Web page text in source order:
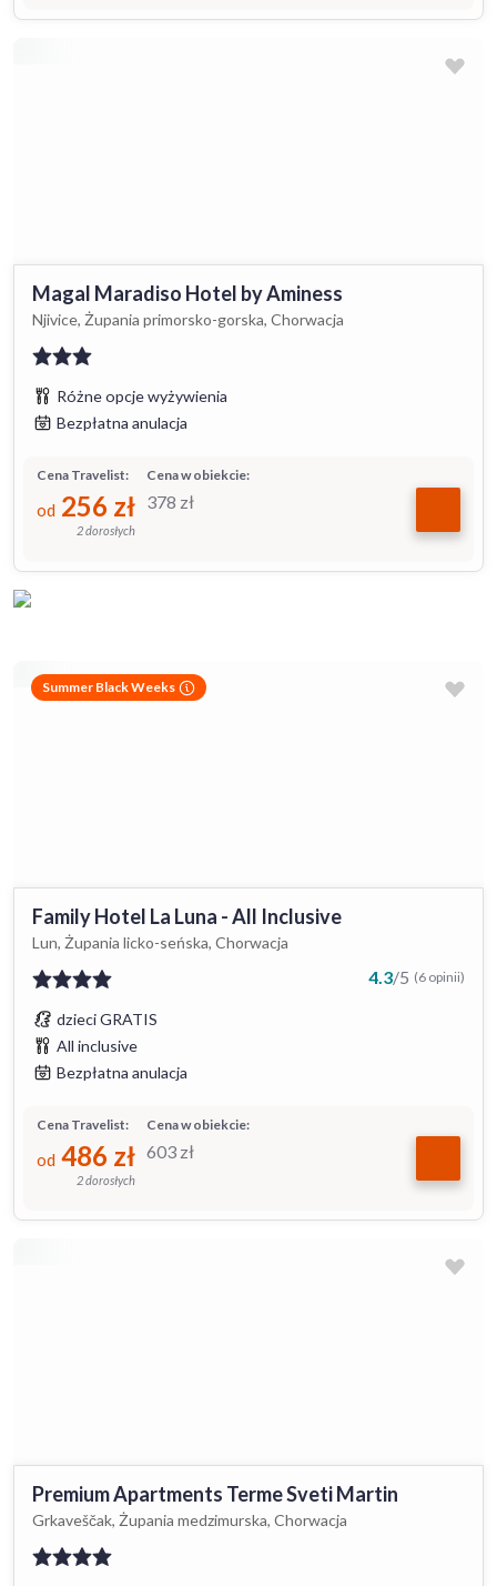
Magal Maradiso Hotel by Aminess
Njivice, Żupania primorsko-gorska, Chorwacja
Różne opcje wyżywienia
Bezpłatna anulacja
Cena w obiekcie:
378 zł
Cena Travelist:
od 256 zł
2 dorosłych
Summer Black Weeks
Family Hotel La Luna - All Inclusive
Lun, Żupania licko-seńska, Chorwacja
4.3/5 (6 opinii)
dzieci GRATIS
All inclusive
Bezpłatna anulacja
Cena w obiekcie:
603 zł
Cena Travelist:
od 486 zł
2 dorosłych
Premium Apartments Terme Sveti Martin
Grkaveščak, Żupania medzimurska, Chorwacja